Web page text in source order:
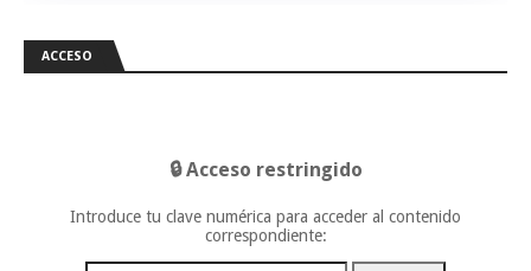
ACCESO
🔒 Acceso restringido
Introduce tu clave numérica para acceder al contenido
correspondiente: